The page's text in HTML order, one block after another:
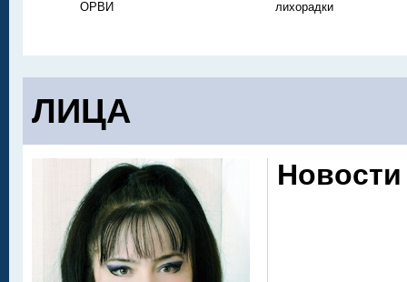
ОРВИ
лихорадки
ЛИЦА
Новости